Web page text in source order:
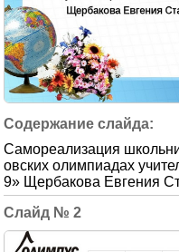
Самореализация
овских олимпиадах
9» Щербакова Евгения
2